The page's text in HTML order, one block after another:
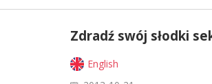
Zdradź swój słodki
English